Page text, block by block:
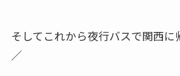
そしてこれから夜行バスで関西
／